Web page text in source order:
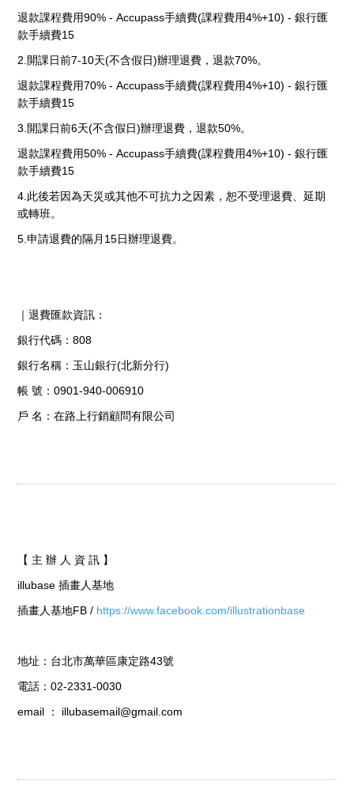
退款課程費用90% - Accupass手續費(課程費用4%+10) - 銀行匯
款手續費15
2.開課日前7-10天(不含假日)辦理退費，退款70%。
退款課程費用70% - Accupass手續費(課程費用4%+10) - 銀行匯
款手續費15
3.開課日前6天(不含假日)辦理退費，退款50%。
退款課程費用50% - Accupass手續費(課程費用4%+10) - 銀行匯
款手續費15
4.此後若因為天災或其他不可抗力之因素，恕不受理退費、延期
或轉班。
5.申請退費的隔月15日辦理退費。
｜退費匯款資訊：
銀行代碼：808
銀行名稱：玉山銀行(北新分行)
帳 號：0901-940-006910
戶 名：在路上行銷顧問有限公司
【 主 辦 人 資 訊 】
illubase 插畫人基地
插畫人基地FB / https://www.facebook.com/illustrationbase
地址：台北市萬華區康定路43號
電話：02-2331-0030
email ： illubasemail@gmail.com